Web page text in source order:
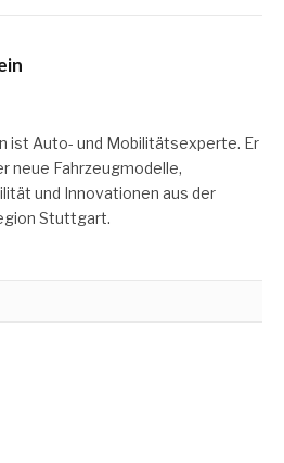
ist Auto- und Mobilitätsexperte. Er
neue Fahrzeugmodelle,
und Innovationen aus der
Stuttgart.